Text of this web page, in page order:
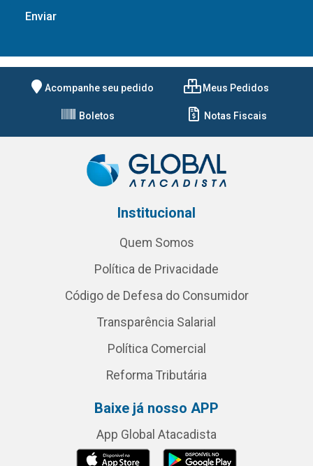
Acompanhe seu pedido Meus Pedidos
Boletos Notas Fiscais
Institucional
Quem Somos
Política de Privacidade
Código de Defesa do Consumidor
Transparência Salarial
Política Comercial
Reforma Tributária
Baixe já nosso APP
App Global Atacadista